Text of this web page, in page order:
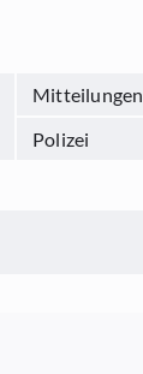
Mitteilungen
Polizei